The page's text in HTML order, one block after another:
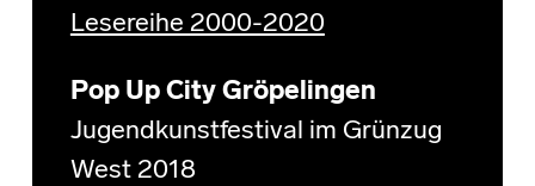
Lesereihe 2000-2020
Pop Up City Gröpelingen
Jugendkunstfestival im Grünzug
West 2018